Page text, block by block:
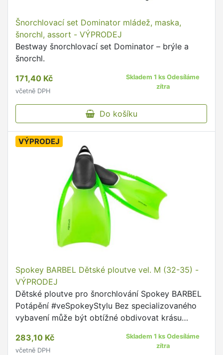
Šnorchlovací set Dominator mládež, maska,
šnorchl, assort - VÝPRODEJ
Bestway šnorchlovací set Dominator – brýle a
šnorchl.
171,40 Kč
včetně DPH
Skladem 1 ks Odesíláme
zítra
Do košíku
VÝPRODEJ
Spokey BARBEL Dětské ploutve vel. M (32-35) -
VÝPRODEJ
Dětské ploutve pro šnorchlování Spokey BARBEL
Potápění #veSpokeyStylu Bez specializovaného
vybavení může být obtížné obdivovat krásu
faunu.
283,10 Kč
včetně DPH
Skladem 1 ks Odesíláme
zítra